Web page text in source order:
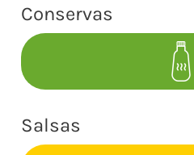
Conservas
Salsas